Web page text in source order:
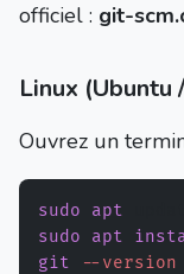
officiel : git-
Linux (Ubuntu
Ouvrez un
sudo apt
sudo
apt
git
--version